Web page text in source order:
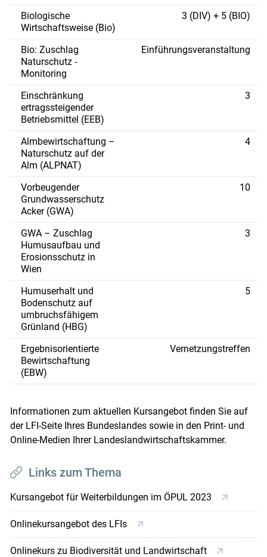
Biologische
Wirtschaftsweise (Bio)
3 (DIV) + 5 (BIO)
Bio: Zuschlag
Naturschutz -
Monitoring
Einführungsveranstaltung
Einschränkung
ertragssteigender
Betriebsmittel (EEB)
3
Almbewirtschaftung –
Naturschutz auf der
Alm (ALPNAT)
4
Vorbeugender
Grundwasserschutz
Acker (GWA)
10
GWA – Zuschlag
Humusaufbau und
Erosionsschutz in
Wien
3
Humuserhalt und
Bodenschutz auf
umbruchsfähigem
Grünland (HBG)
5
Ergebnisorientierte
Bewirtschaftung
(EBW)
Vernetzungstreffen
Informationen zum aktuellen Kursangebot finden Sie auf
der LFI-Seite Ihres Bundeslandes sowie in den Print- und
Online-Medien Ihrer Landeslandwirtschaftskammer.
Links zum Thema
Kursangebot für Weiterbildungen im ÖPUL 2023
Onlinekursangebot des LFIs
Onlinekurs zu Biodiversität und Landwirtschaft